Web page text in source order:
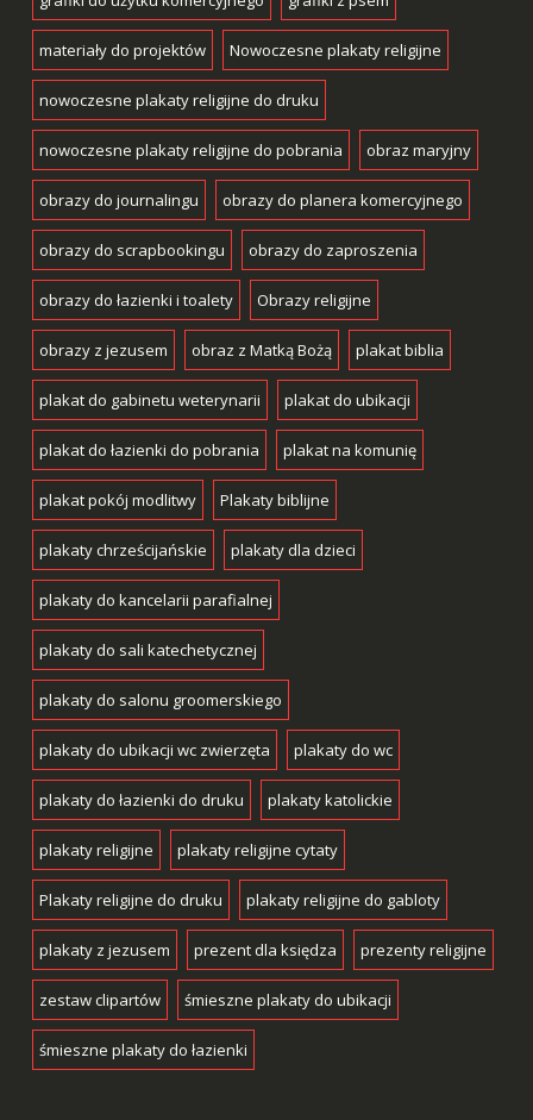
materiały do projektów Nowoczesne plakaty religijne
nowoczesne plakaty religijne do druku
nowoczesne plakaty religijne do pobrania obraz maryjny
obrazy do journalingu obrazy do planera komercyjnego
obrazy do scrapbookingu obrazy do zaproszenia
obrazy do łazienki i toalety Obrazy religijne
obrazy z jezusem obraz z Matką Bożą plakat biblia
plakat do gabinetu weterynarii plakat do ubikacji
plakat do łazienki do pobrania plakat na komunię
plakat pokój modlitwy Plakaty biblijne
plakaty chrześcijańskie plakaty dla dzieci
plakaty do kancelarii parafialnej
plakaty do sali katechetycznej
plakaty do salonu groomerskiego
plakaty do ubikacji wc zwierzęta plakaty do wc
plakaty do łazienki do druku plakaty katolickie
plakaty religijne plakaty religijne cytaty
Plakaty religijne do druku plakaty religijne do gabloty
plakaty z jezusem prezent dla księdza prezenty religijne
zestaw clipartów śmieszne plakaty do ubikacji
śmieszne plakaty do łazienki